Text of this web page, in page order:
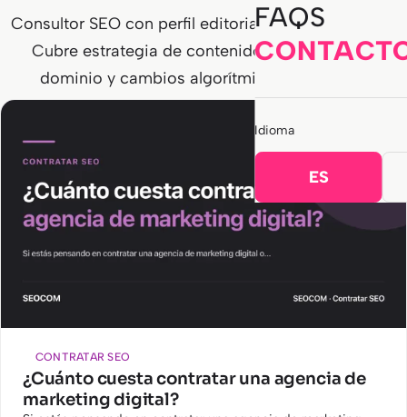
FAQS
Idioma
ES
Consultor SEO con perfil editorial y de link building.
Cubre estrategia de contenidos, autoridad de
dominio y cambios algorítmicos relevantes.
CONTRATAR SEO
¿Cuánto cuesta contratar una agencia de
marketing digital?